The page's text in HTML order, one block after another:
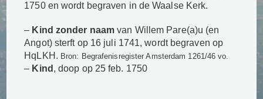
1750 en wordt begraven in de Waalse Kerk.
– Kind zonder naam van Willem Pare(a)u (en
Angot) sterft op 16 juli 1741, wordt begraven op
HqLKH. Bron: Begrafenisregister Amsterdam 1261/46 vo.
– Kind , doop op 25 feb. 1750